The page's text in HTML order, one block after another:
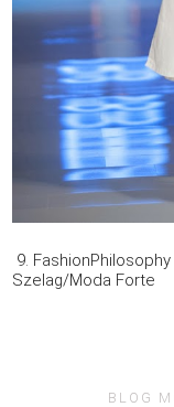
9.
Szelag/Moda Forte
BLOG